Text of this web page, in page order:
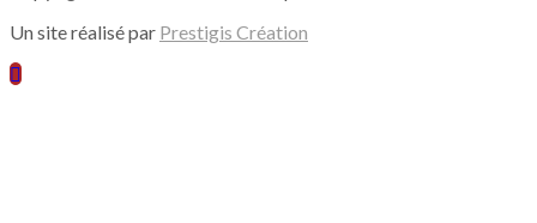
Un site réalisé par Prestigis Création